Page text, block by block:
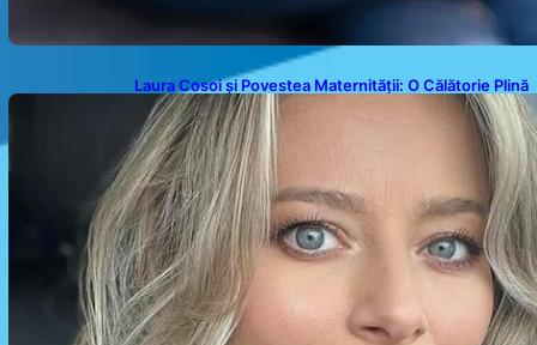
Laura Cosoi și Povestea Maternității: O Călătorie Plină
de Dragoste și Provocări